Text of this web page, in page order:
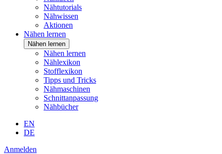
Nähtutorials
Nähwissen
Aktionen
Nähen lernen
Nähen lernen
Nähen lernen
Nählexikon
Stofflexikon
Tipps und Tricks
Nähmaschinen
Schnittanpassung
Nähbücher
EN
DE
Anmelden